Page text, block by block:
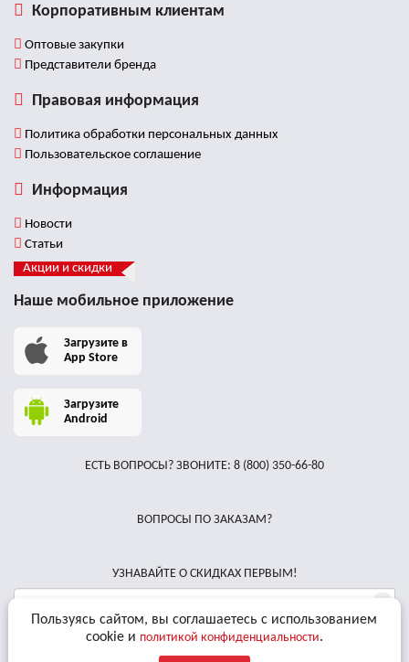
Корпоративным клиентам
Оптовые закупки
Представители бренда
Правовая информация
Политика обработки персональных данных
Пользовательское соглашение
Информация
Новости
Статьи
Акции и скидки
Наше мобильное приложение
Загрузите в
App Store
Загрузите
Android
ЕСТЬ ВОПРОСЫ? ЗВОНИТЕ: 8 (800) 350-66-80
ВОПРОСЫ ПО ЗАКАЗАМ?
УЗНАВАЙТЕ О СКИДКАХ ПЕРВЫМ!
согласие на обработку персональных данныхи соглашаюсь с
Пользовательского Соглашения
Пользуясь сайтом, вы соглашаетесь с использованием
cookie и политикой конфиденциальности.